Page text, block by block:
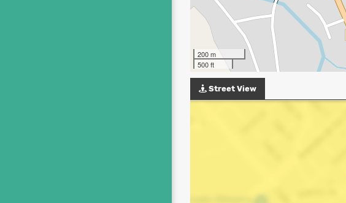
200 m
500 ft
Street View